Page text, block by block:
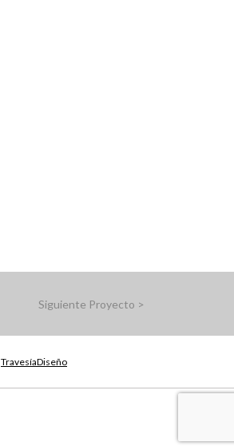
Siguiente Proyecto >
TravesíaDiseño